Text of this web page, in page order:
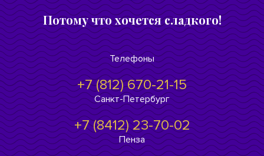
Потому что хочется сладкого!
Телефоны
+7 (812) 670-21-15
Санкт-Петербург
+7 (8412) 23-70-02
Пенза